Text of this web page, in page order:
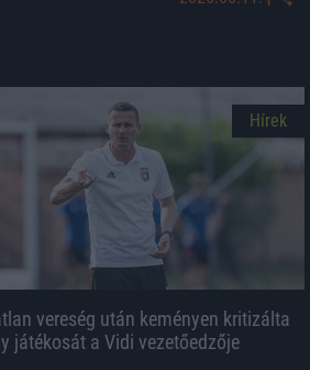
Hírek
vereség után keményen kritizálta
játékosát a Vidi vezetőedzője